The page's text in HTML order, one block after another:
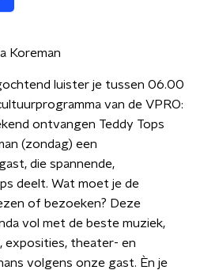
Koreman
luister je tussen 06.00
van de VPRO:
ontvangen Teddy Tops
(zondag) een
die spannende,
deelt. Wat moet je de
of bezoeken? Deze
vol met de beste muziek,
exposities, theater- en
volgens onze gast. Èn je